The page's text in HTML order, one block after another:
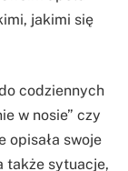
jakimi się
codziennych
w nosie” czy
opisała swoje
także sytuacje,